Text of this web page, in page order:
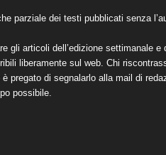
parziale dei testi pubblicati senza
gli articoli dell’edizione settimanale
liberamente sul web. Chi
pregato di segnalarlo alla mail di
possibile.